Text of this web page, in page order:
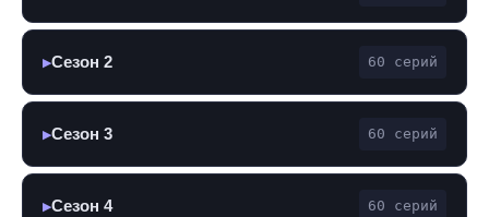
▶Сезон 2 60 серий
▶Сезон 3 60 серий
▶Сезон 4 60 серий